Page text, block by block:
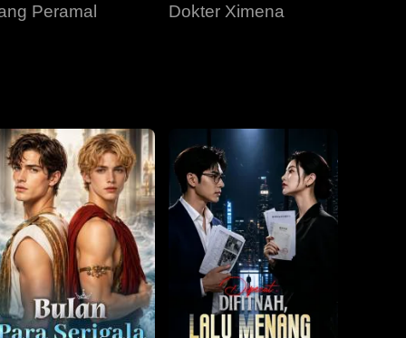
Peramal
Dokter Ximena